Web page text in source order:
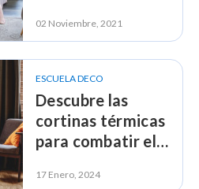
02 Noviembre, 2021
ESCUELA DECO
Descubre las
cortinas térmicas
para combatir el
17 Enero, 2024